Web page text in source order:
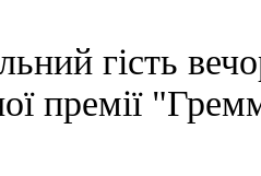
гість
премії